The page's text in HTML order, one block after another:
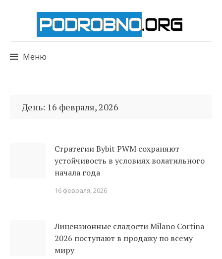
Меню
к
День: 16 февраля, 2026
Стратегии Bybit PWM сохраняют
устойчивость в условиях волатильного
начала года
16 февраля, 2026
Лицензионные сладости Milano Cortina
2026 поступают в продажу по всему
миру